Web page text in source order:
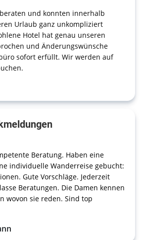
und konnten innerhalb
Urlaub ganz unkompliziert
Hotel hat genau unseren
und Änderungswünsche
sofort erfüllt. Wir werden auf
Beratung. Haben eine
individuelle Wanderreise gebucht:
Gute Vorschläge. Jederzeit
Beratungen. Die Damen kennen
wovon sie reden. Sind top